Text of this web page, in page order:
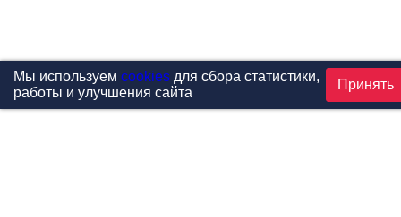
Мы используем cookiesдля сбора статистики,
работы и улучшения сайта
Принять